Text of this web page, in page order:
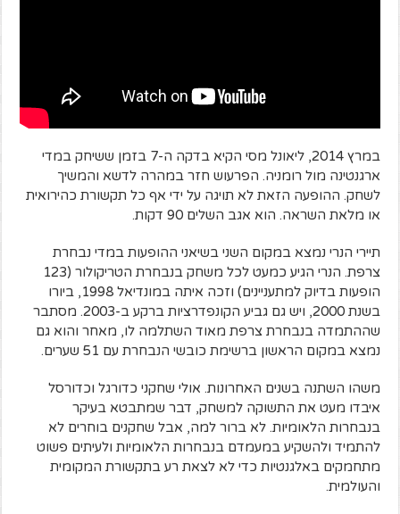
במרץ 2014, ליאונל מסי הקיא בדקה ה-7 בזמן ששיחק במדי
ארגנטינה מול רומניה. הפרעוש חזר במהרה לדשא והמשיך
לשחק. ההופעה הזאת לא תויגה על ידי אף כל תקשורת כהירואית
או מלאת השראה. הוא אגב השלים 90 דקות.
תיירי הנרי נמצא במקום השני בשיאני ההופעות במדי נבחרת
צרפת. הנרי הגיע כמעט לכל משחק בנבחרת הטריקולור (123
הופעות בדיוק למתעניינים) וזכה איתה במונדיאל 1998, ביורו
בשנת 2000, ויש גם גביע הקונפדרציות ברקע ב-2003. מסתבר
שההתמדה בנבחרת צרפת מאוד השתלמה לו, מאחר והוא גם
נמצא במקום הראשון ברשימת כובשי הנבחרת עם 51 שערים.
משהו השתנה בשנים האחרונות. אולי שחקני כדורגל וכדורסל
איבדו מעט את התשוקה למשחק, דבר שמתבטא בעיקר
בנבחרות הלאומיות. לא ברור למה, אבל שחקנים בוחרים לא
להתמיד ולהשקיע במעמדם בנבחרות הלאומיות ולעיתים פשוט
מתחמקים באלגנטיות כדי לא לצאת רע בתקשורת המקומית
והעולמית.